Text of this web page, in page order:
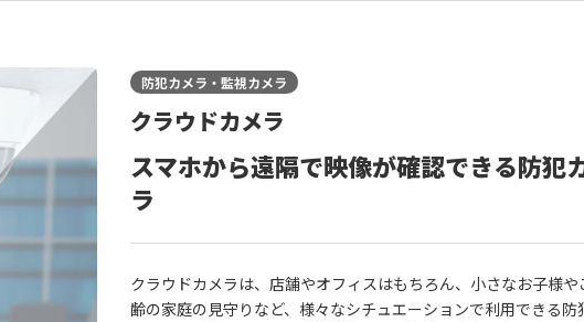
防犯カメラ・監視カメラ
クラウドカメラ
スマホから遠隔で映像が確認できる防犯
ラ
クラウドカメラは、店舗やオフィスはもちろん、小さなお子様や
齢の家庭の見守りなど、様々なシチュエーションで利用できる防